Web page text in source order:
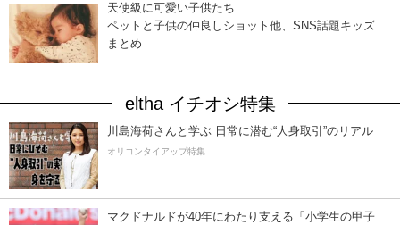
天使級に可愛い子供たち
ペットと子供の仲良しショット他、SNS話題キッズ
まとめ
eltha イチオシ特集
川島海荷さんと学ぶ 日常に潜む“人身取引”のリアル
オリコンタイアップ特集
マクドナルドが40年にわたり支える「小学生の甲子